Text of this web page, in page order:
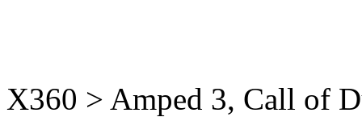
X360 > Amped 3, Call of